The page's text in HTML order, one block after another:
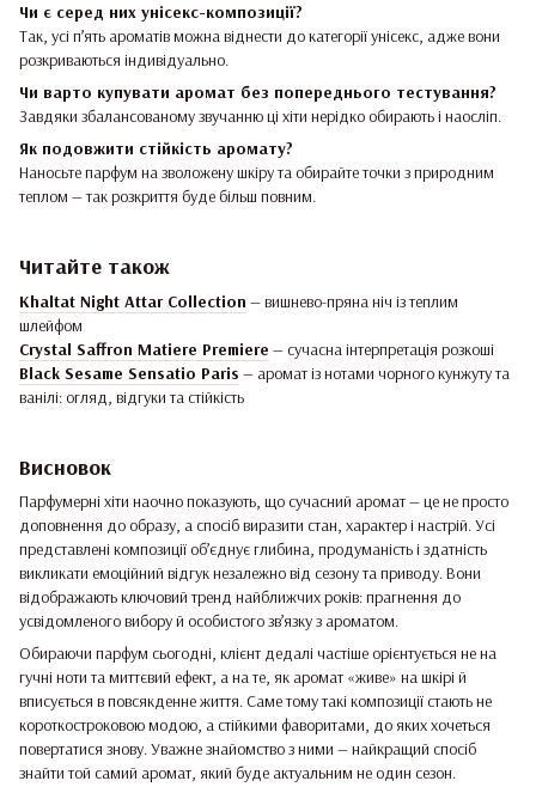
Чи є серед них унісекс-композиції?
Так, усі п’ять ароматів можна віднести до категорії унісекс, адже вони
розкриваються індивідуально.
Чи варто купувати аромат без попереднього тестування?
Завдяки збалансованому звучанню ці хіти нерідко обирають і наосліп.
Як подовжити стійкість аромату?
Наносьте парфум на зволожену шкіру та обирайте точки з природним
теплом — так розкриття буде більш повним.
Читайте також
Khaltat Night Attar Collection — вишнево-пряна ніч із теплим
шлейфом
Crystal Saffron Matiere Premiere — сучасна інтерпретація розкоші
Black Sesame Sensatio Paris — аромат із нотами чорного кунжуту та
ванілі: огляд, відгуки та стійкість
Висновок
Парфумерні хіти наочно показують, що сучасний аромат — це не просто
доповнення до образу, а спосіб виразити стан, характер і настрій. Усі
представлені композиції об’єднує глибина, продуманість і здатність
викликати емоційний відгук незалежно від сезону та приводу. Вони
відображають ключовий тренд найближчих років: прагнення до
усвідомленого вибору й особистого зв’язку з ароматом.
Обираючи парфум сьогодні, клієнт дедалі частіше орієнтується не на
гучні ноти та миттєвий ефект, а на те, як аромат «живе» на шкірі й
вписується в повсякденне життя. Саме тому такі композиції стають не
короткостроковою модою, а стійкими фаворитами, до яких хочеться
повертатися знову. Уважне знайомство з ними — найкращий спосіб
знайти той самий аромат, який буде актуальним не один сезон.